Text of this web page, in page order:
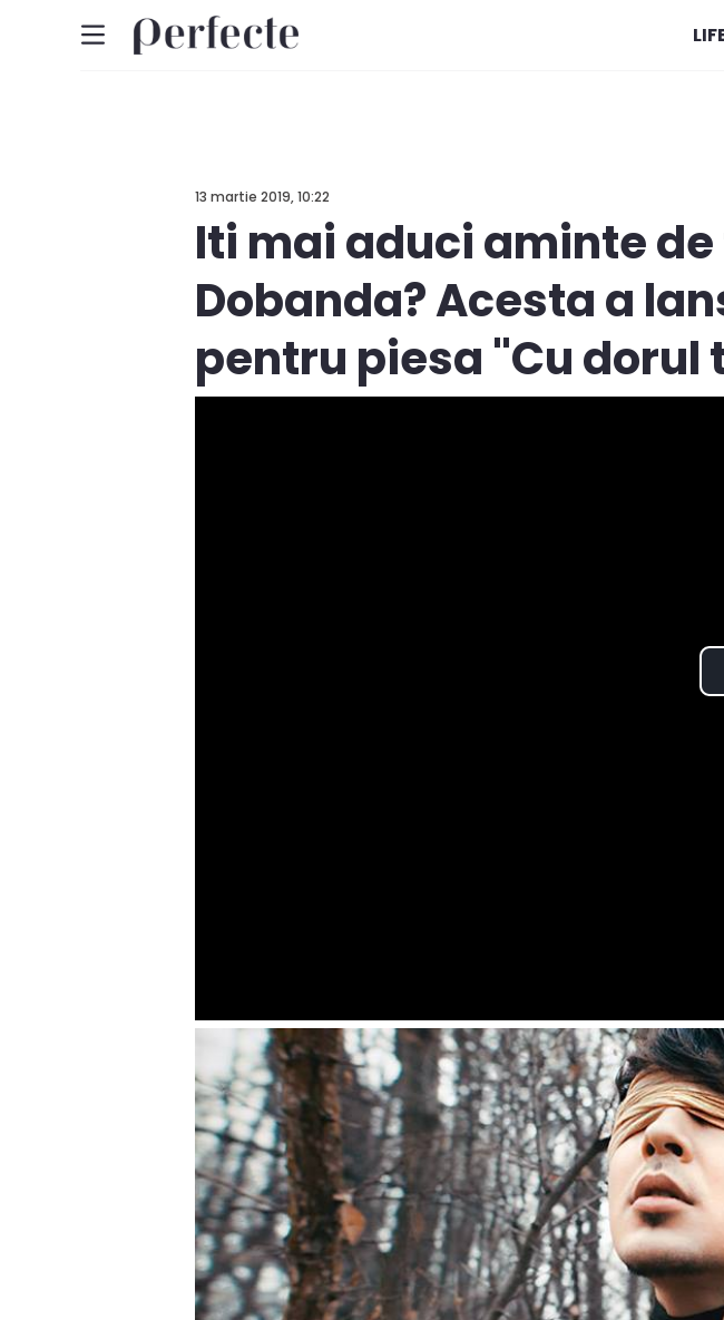
13 martie 2019, 10:22
Iti mai aduci aminte
Dobanda? Acesta a
pentru piesa "Cu dorul